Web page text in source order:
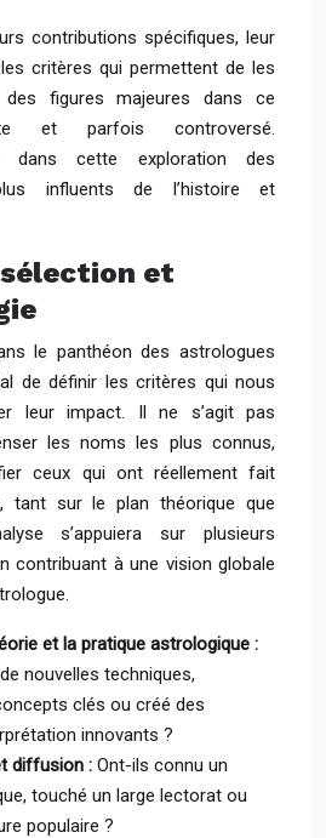
contributions spécifiques, leur
critères qui permettent de les
figures majeures dans ce
et parfois controversé.
dans cette exploration des
influents de l’histoire et
et
le panthéon des astrologues
de définir les critères qui nous
leur impact. Il ne s’agit pas
les noms les plus connus,
ceux qui ont réellement fait
tant sur le plan théorique que
s’appuiera sur plusieurs
contribuant à une vision globale
et la pratique astrologique :
nouvelles techniques,
clés ou créé des
innovants ?
diffusion : Ont-ils connu un
touché un large lectorat ou
populaire ?